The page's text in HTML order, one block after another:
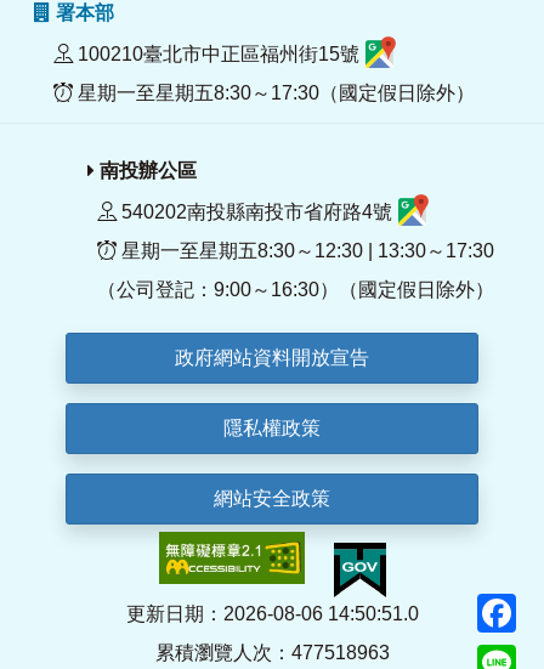
署本部
100210臺北市中正區福州街15號
星期一至星期五8:30～17:30（國定假日除外）
南投辦公區
540202南投縣南投市省府路4號
星期一至星期五8:30～12:30 | 13:30～17:30
（公司登記：9:00～16:30）（國定假日除外）
政府網站資料開放宣告
隱私權政策
網站安全政策
更新日期：2026-08-06 14:50:51.0
累積瀏覽人次：477518963